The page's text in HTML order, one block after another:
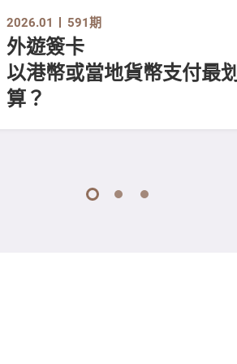
2026.01 591期
外遊簽卡
以港幣或當地貨幣支付最划
算？
1 2 3